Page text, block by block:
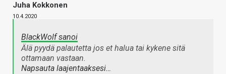
Juha Kokkonen
10.4.2020
BlackWolf sanoi
Älä pyydä palautetta jos et halua tai kykene sitä
ottamaan vastaan.
Napsauta laajentaaksesi…